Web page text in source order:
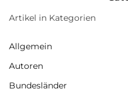
Artikel in Kategorien
Allgemein
Autoren
Bundesländer